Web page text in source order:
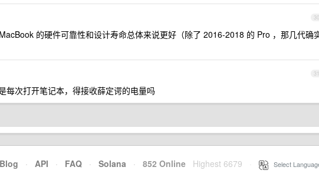
30
的硬件可靠性和设计寿命总体来说更好（除了 2016-2018 的 Pro ，那几代确
31
每次打开笔记本，得接收薛定谔的电量吗
Blog · API · FAQ · Solana · 852 Online Highest 6679 Select